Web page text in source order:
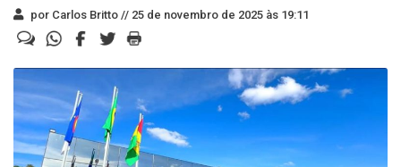
por Carlos Britto // 25 de novembro de 2025 às 19:11